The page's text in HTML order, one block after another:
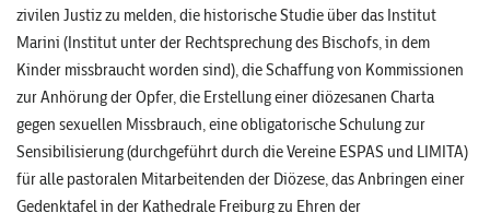
zivilen Justiz zu melden, die historische Studie über das Institut
Marini (Institut unter der Rechtsprechung des Bischofs, in dem
Kinder missbraucht worden sind), die Schaffung von Kommissionen
zur Anhörung der Opfer, die Erstellung einer diözesanen Charta
gegen sexuellen Missbrauch, eine obligatorische Schulung zur
Sensibilisierung (durchgeführt durch die Vereine ESPAS und LIMITA)
für alle pastoralen Mitarbeitenden der Diözese, das Anbringen einer
Gedenktafel in der Kathedrale Freiburg zu Ehren der